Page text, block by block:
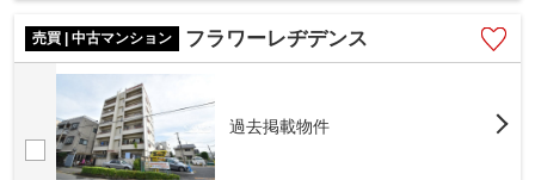
売買 | 中古マンション フラワーレヂデンス
過去掲載物件